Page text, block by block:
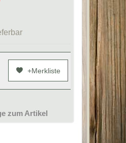
+Merkliste
zum Artikel